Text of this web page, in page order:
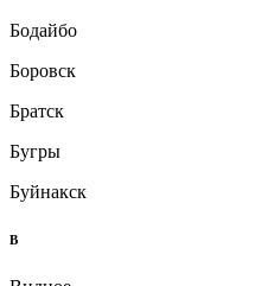
Бодайбо
Боровск
Братск
Бугры
Буйнакск
В